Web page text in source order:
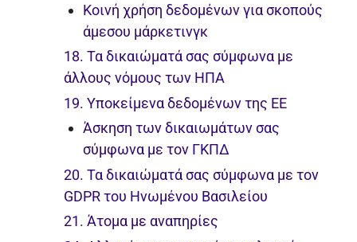
Κοινή χρήση δεδομένων για σκοπούς
άμεσου μάρκετινγκ
18. Τα δικαιώματά σας σύμφωνα με
άλλους νόμους των ΗΠΑ
19. Υποκείμενα δεδομένων της ΕΕ
Άσκηση των δικαιωμάτων σας
σύμφωνα με τον ΓΚΠΔ
20. Τα δικαιώματά σας σύμφωνα με τον
GDPR του Ηνωμένου Βασιλείου
21. Άτομα με αναπηρίες